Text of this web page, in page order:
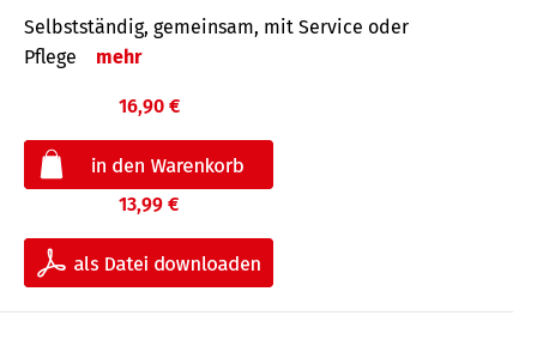
Selbstständig, gemeinsam, mit Service oder
Pflege
mehr
16,90 €
13,99 €